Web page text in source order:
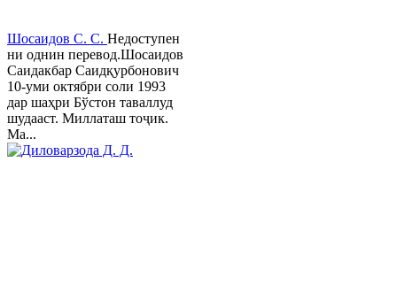
Шосаидов С. С. Недоступен
ни однин перевод.Шосаидов
Саидакбар Саидқурбонович
10-уми октябри соли 1993
дар шаҳри Бўстон таваллуд
шудааст. Миллаташ тоҷик.
Ма...